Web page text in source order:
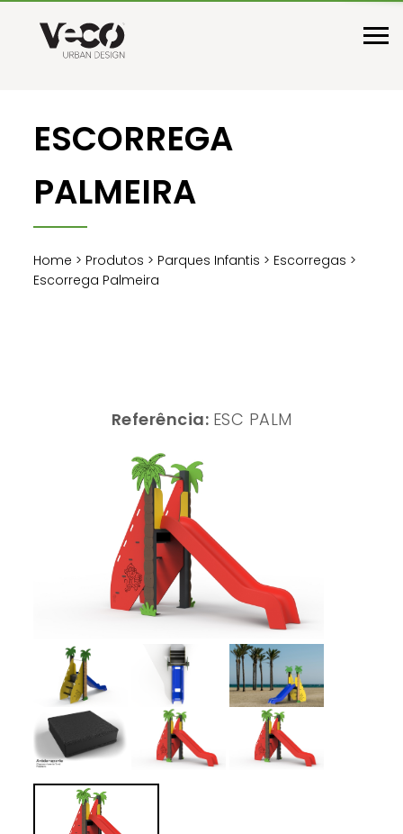
ESCORREGA
PALMEIRA
Home > Produtos > Parques Infantis > Escorregas >
Escorrega Palmeira
Referência: ESC PALM